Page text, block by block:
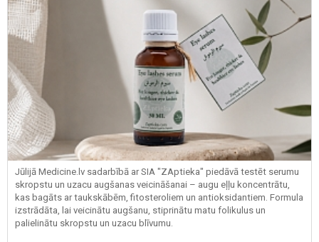
Jūlijā Medicine.lv sadarbībā ar SIA "ZAptieka" piedāvā testēt serumu
skropstu un uzacu augšanas veicināšanai – augu eļļu koncentrātu,
kas bagāts ar taukskābēm, fitosteroliem un antioksidantiem. Formula
izstrādāta, lai veicinātu augšanu, stiprinātu matu folikulus un
palielinātu skropstu un uzacu blīvumu.